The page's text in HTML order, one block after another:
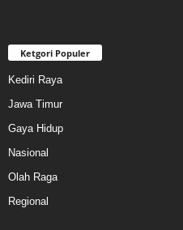
Ketgori Populer
Kediri Raya
Jawa Timur
Gaya Hidup
Nasional
Olah Raga
Regional